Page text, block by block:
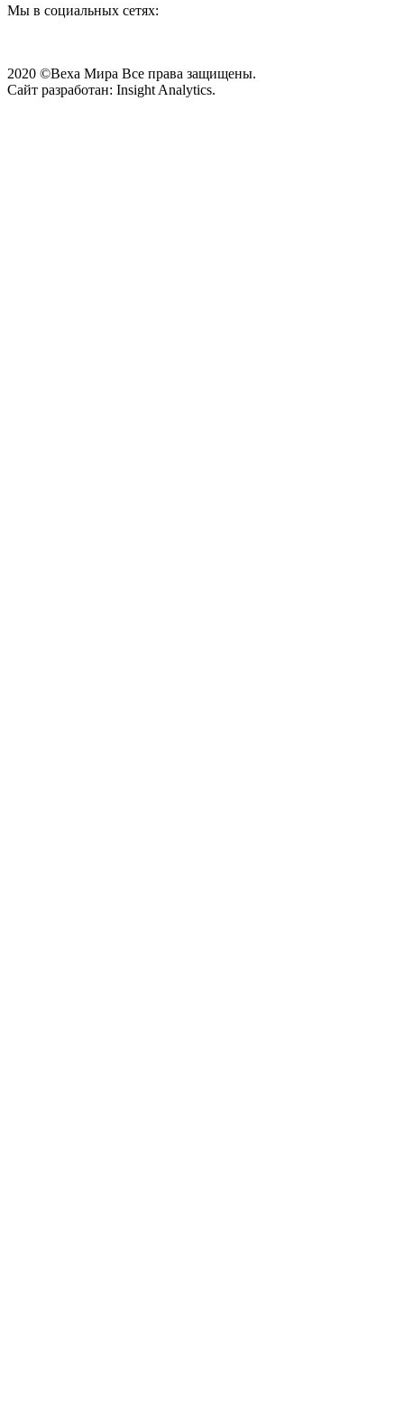
Мы в социальных сетях:
2020 ©Веха Мира Все права защищены.
Сайт разработан: Insight Analytics.